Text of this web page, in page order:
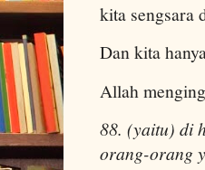
kita sengsara
Dan kita
Allah
88. (yaitu) di
orang-orang